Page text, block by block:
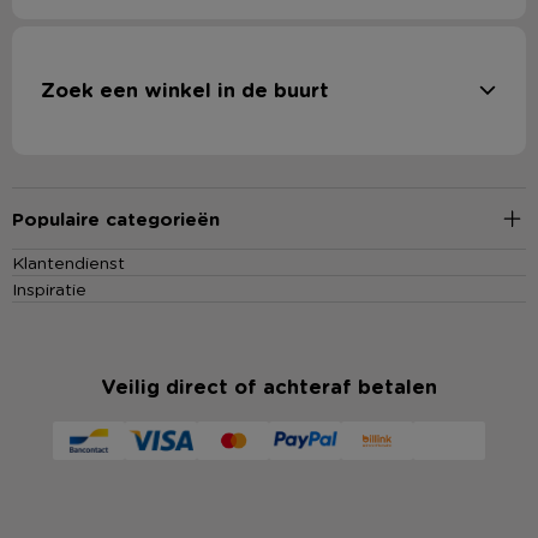
Zoek een winkel in de buurt
Populaire categorieën
Klantendienst
Inspiratie
Veilig direct of achteraf betalen